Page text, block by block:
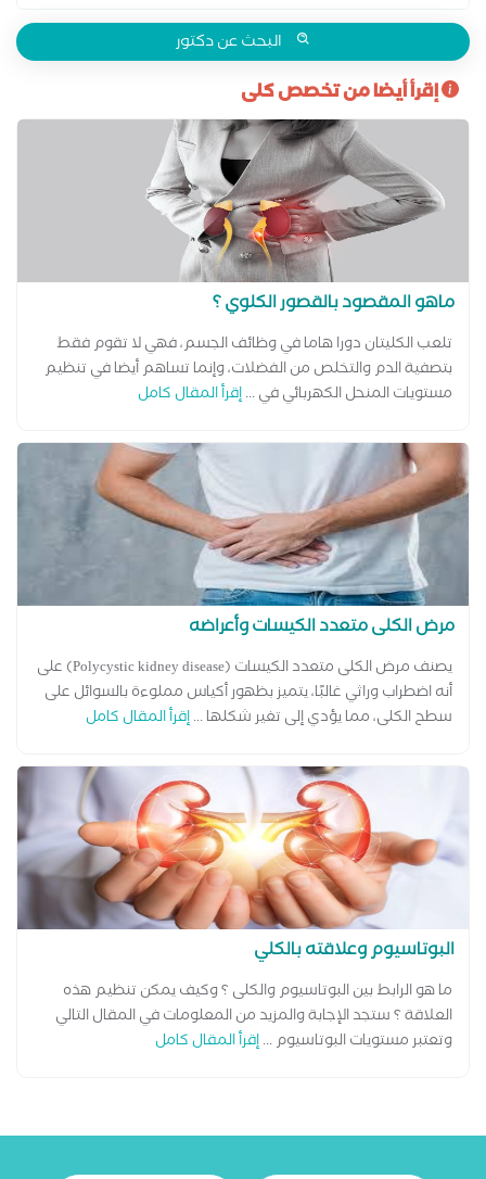
البحث عن دكتور
إقرأ أيضا من تخصص كلى
ماهو المقصود بالقصور الكلوي ؟
تلعب الكليتان دورا هاما في وظائف الجسم، فهي لا تقوم فقط
بتصفية الدم والتخلص من الفضلات، وإنما تساهم أيضا في تنظيم
مستويات المنحل الكهربائي في ...إقرأ المقال كامل
مرض الكلى متعدد الكيسات وأعراضه
يصنف مرض الكلى متعدد الكيسات (Polycystic kidney disease) على
أنه اضطراب وراثي غالبًا، يتميز بظهور أكياس مملوءة بالسوائل على
سطح الكلى، مما يؤدي إلى تغير شكلها ...إقرأ المقال كامل
البوتاسيوم وعلاقته بالكلي
ما هو الرابط بين البوتاسيوم والكلى ؟ وكيف يمكن تنظيم هذه
العلاقة ؟ ستجد الإجابة والمزيد من المعلومات في المقال التالي
وتعتبر مستويات البوتاسيوم ...إقرأ المقال كامل